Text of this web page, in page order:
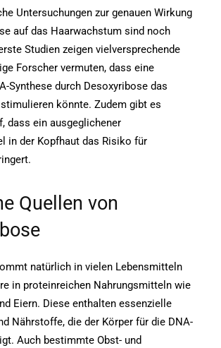
Untersuchungen zur genauen Wirkung
auf das Haarwachstum sind noch
Studien zeigen vielversprechende
Forscher vermuten, dass eine
Synthese durch Desoxyribose das
könnte. Zudem gibt es
dass ein ausgeglichener
in der Kopfhaut das Risiko für
Quellen von
natürlich in vielen Lebensmitteln
in proteinreichen Nahrungsmitteln wie
Eiern. Diese enthalten essenzielle
Nährstoffe, die der Körper für die DNA-
Auch bestimmte Obst- und